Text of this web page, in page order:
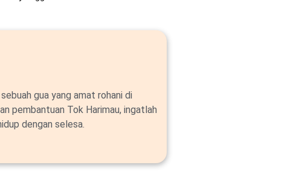
gua yang amat rohani di
pembantuan Tok Harimau, ingatlah
dengan selesa.